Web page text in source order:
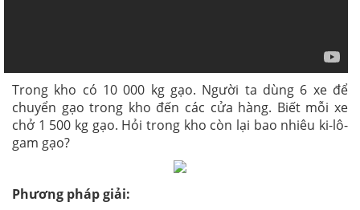
Trong kho có 10 000 kg gạo. Người ta dùng 6 xe để
chuyển gạo trong kho đến các cửa hàng. Biết mỗi xe
chở 1 500 kg gạo. Hỏi trong kho còn lại bao nhiêu ki-lô-
gam gạo?
Phương pháp giải: